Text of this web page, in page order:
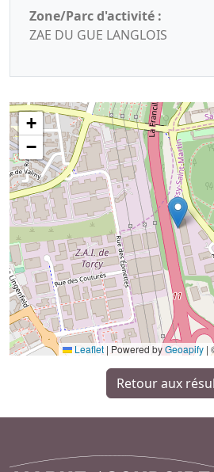
Zone/Parc d'activité :
ZAE DU GUE LANGLOIS
+
−
Leaflet | Powered byGeoapify |
Retour aux